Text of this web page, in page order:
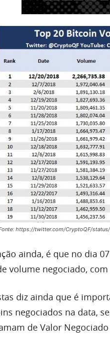
https://twitter.com/CryptoQF/
ainda, é que no dia
volume negociado,
diz ainda que é
negociados na data,
de Valor